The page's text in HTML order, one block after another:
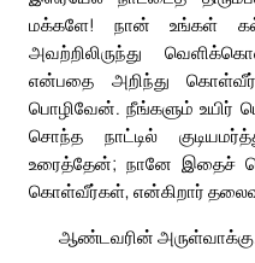
மக்களே! நான் உங்கள்
அவற்றிலிருந்து
என்பதை அறிந்து
பொழிவேன். நீங்களும் உயிர்
சொந்த நாட்டில்
உரைத்தேன்; நானே இதைச்
கொள்வீர்கள், என்கிறார்
ஆண்டவரின்